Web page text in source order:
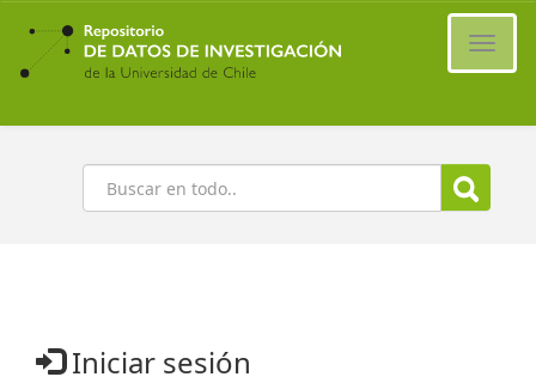
Ir
contenido
principal
Buscar
Iniciar sesión